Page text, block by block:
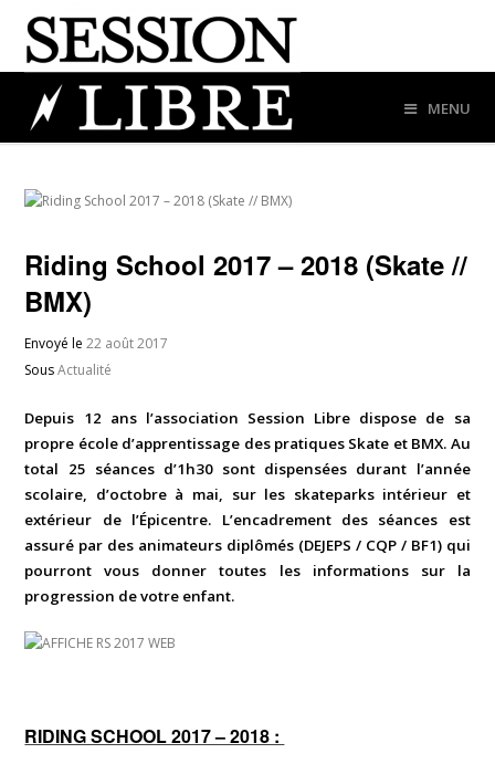
MENU
Riding School 2017 – 2018 (Skate //
BMX)
Envoyé le22 août 2017
SousActualité
Depuis 12 ans l’association Session Libre dispose de sa
propre école d’apprentissage des pratiques Skate et BMX. Au
total 25 séances d’1h30 sont dispensées durant l’année
scolaire, d’octobre à mai, sur les skateparks intérieur et
extérieur de l’Épicentre. L’encadrement des séances est
assuré par des animateurs diplômés (DEJEPS / CQP / BF1) qui
pourront vous donner toutes les informations sur la
progression de votre enfant.
RIDING SCHOOL 2017 – 2018 :